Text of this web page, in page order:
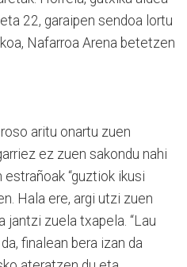
22, garaipen sendoa lortu
Nafarroa Arena betetzen
aritu onartu zuen
ez zuen sakondu nahi
estrañoak “guztiok ikusi
Hala ere, argi utzi zuen
jantzi zuela txapela. “Lau
finalean bera izan da